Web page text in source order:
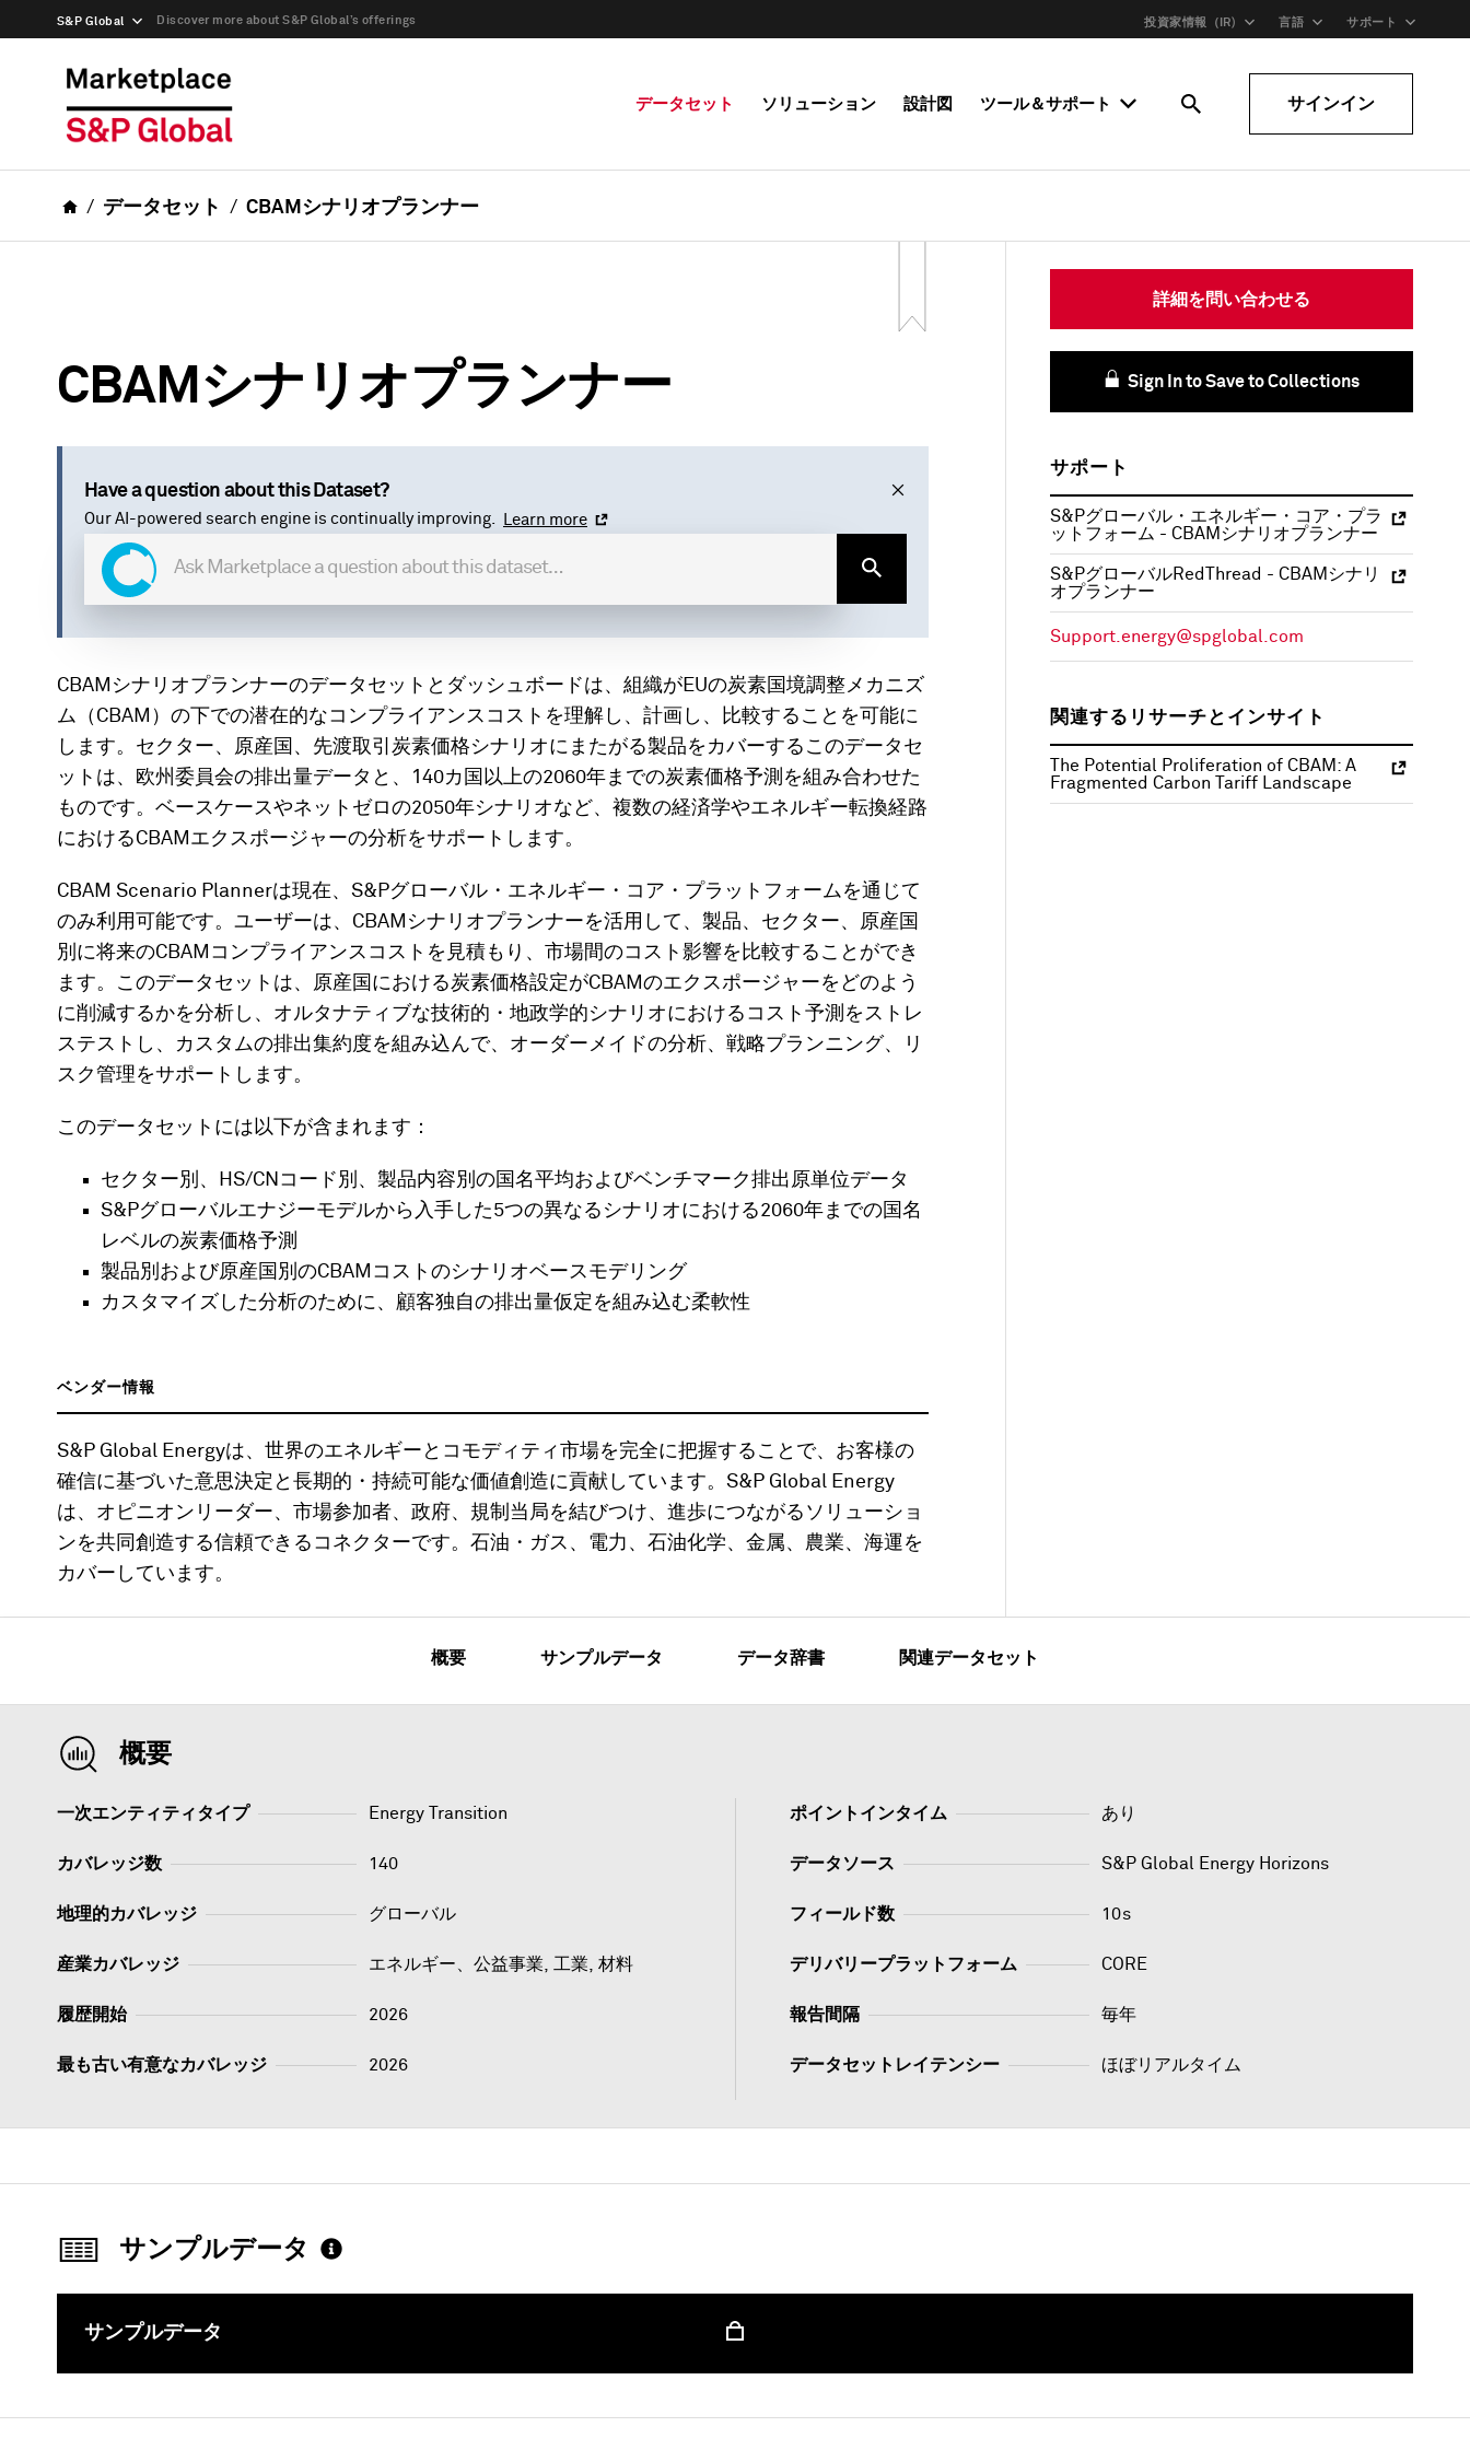
S&P Global Discover more about S&P Global’s offerings 投資家情報（IR) 言語 サポート
データセット ソリューション 設計図 ツール＆サポート サインイン
データセット CBAMシナリオプランナー
CBAMシナリオプランナー
Have a question about this Dataset?
Our AI-powered search engine is continually improving. Learn more
CBAMシナリオプランナーのデータセットとダッシュボードは、組織がEUの炭素国境調整メカニズ
ム（CBAM）の下での潜在的なコンプライアンスコストを理解し、計画し、比較することを可能に
します。セクター、原産国、先渡取引炭素価格シナリオにまたがる製品をカバーするこのデータセ
ットは、欧州委員会の排出量データと、140カ国以上の2060年までの炭素価格予測を組み合わせた
ものです。ベースケースやネットゼロの2050年シナリオなど、複数の経済学やエネルギー転換経路
におけるCBAMエクスポージャーの分析をサポートします。
CBAM Scenario Plannerは現在、S&Pグローバル・エネルギー・コア・プラットフォームを通じて
のみ利用可能です。ユーザーは、CBAMシナリオプランナーを活用して、製品、セクター、原産国
別に将来のCBAMコンプライアンスコストを見積もり、市場間のコスト影響を比較することができ
ます。このデータセットは、原産国における炭素価格設定がCBAMのエクスポージャーをどのよう
に削減するかを分析し、オルタナティブな技術的・地政学的シナリオにおけるコスト予測をストレ
ステストし、カスタムの排出集約度を組み込んで、オーダーメイドの分析、戦略プランニング、リ
スク管理をサポートします。
このデータセットには以下が含まれます：
セクター別、HS/CNコード別、製品内容別の国名平均およびベンチマーク排出原単位データ
S&Pグローバルエナジーモデルから入手した5つの異なるシナリオにおける2060年までの国名
レベルの炭素価格予測
製品別および原産国別のCBAMコストのシナリオベースモデリング
カスタマイズした分析のために、顧客独自の排出量仮定を組み込む柔軟性
ベンダー情報
S&P Global Energyは、世界のエネルギーとコモディティ市場を完全に把握することで、お客様の
確信に基づいた意思決定と長期的・持続可能な価値創造に貢献しています。S&P Global Energy
は、オピニオンリーダー、市場参加者、政府、規制当局を結びつけ、進歩につながるソリューショ
ンを共同創造する信頼できるコネクターです。石油・ガス、電力、石油化学、金属、農業、海運を
カバーしています。
詳細を問い合わせる
Sign In to Save to Collections
サポート
S&Pグローバル・エネルギー・コア・プラ
ットフォーム - CBAMシナリオプランナー
S&PグローバルRedThread - CBAMシナリ
オプランナー
Support.energy@spglobal.com
関連するリサーチとインサイト
The Potential Proliferation of CBAM: A
Fragmented Carbon Tariff Landscape
概要 サンプルデータ データ辞書 関連データセット
概要
一次エンティティタイプ Energy Transition
カバレッジ数 140
地理的カバレッジ グローバル
産業カバレッジ エネルギー、公益事業, 工業, 材料
履歴開始 2026
最も古い有意なカバレッジ 2026
ポイントインタイム あり
データソース S&P Global Energy Horizons
フィールド数 10s
デリバリープラットフォーム CORE
報告間隔 毎年
データセットレイテンシー ほぼリアルタイム
サンプルデータ
サンプルデータ